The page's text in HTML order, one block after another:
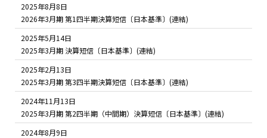
2025年8月8日
2026年3月期 第1四半期決算短信〔日本基準〕(連結)
2025年5月14日
2025年3月期 決算短信〔日本基準〕(連結)
2025年2月13日
2025年3月期 第3四半期決算短信〔日本基準〕(連結)
2024年11月13日
2025年3月期 第2四半期（中間期）決算短信〔日本基準〕(連結)
2024年8月9日